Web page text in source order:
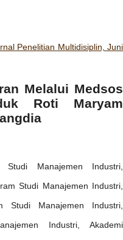
Penelitian Multidisiplin, Juni
Melalui Medsos
Roti Maryam
Studi Manajemen Industri,
Studi Manajemen Industri,
Studi Manajemen Industri,
Industri, Akademi